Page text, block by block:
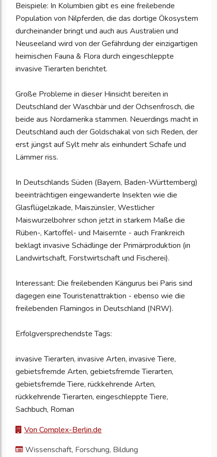
Beispiele: In Kolumbien gibt es eine freilebende
Population von Nilpferden, die das dortige Ökosystem
durcheinander bringt und auch aus Australien und
Neuseeland wird von der Gefährdung der einzigartigen
heimischen Fauna & Flora durch eingeschleppte
invasive Tierarten berichtet.
Große Probleme in dieser Hinsicht bereiten in
Deutschland der Waschbär und der Ochsenfrosch, die
beide aus Nordamerika stammen. Neuerdings macht in
Deutschland auch der Goldschakal von sich Reden, der
erst jüngst auf Sylt mehr als einhundert Schafe und
Lämmer riss.
In Deutschlands Süden (Bayern, Baden-Württemberg)
beeinträchtigen eingewanderte Insekten wie die
Glasflügelzikade, Maiszünsler, Westlicher
Maiswurzelbohrer schon jetzt in starkem Maße die
Rüben-, Kartoffel- und Maisernte - auch Frankreich
beklagt invasive Schädlinge der Primärproduktion (in
Landwirtschaft, Forstwirtschaft und Fischerei).
Interessant: Die freilebenden Kängurus bei Paris sind
dagegen eine Touristenattraktion - ebenso wie die
freilebenden Flamingos in Deutschland (NRW).
Erfolgversprechendste Tags:
invasive Tierarten, invasive Arten, invasive Tiere,
gebietsfremde Arten, gebietsfremde Tierarten,
gebietsfremde Tiere, rückkehrende Arten,
rückkehrende Tierarten, eingeschleppte Tiere,
Sachbuch, Roman
Von Complex-Berlin.de
Wissenschaft, Forschung, Bildung